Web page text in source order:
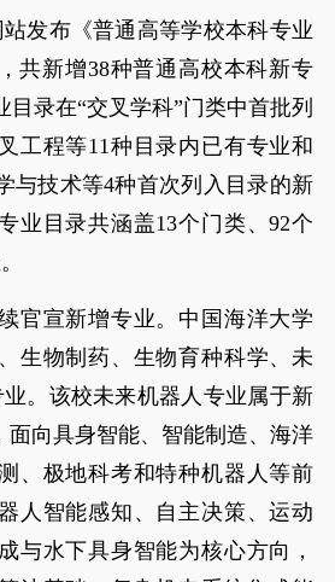
发布《普通高等学校本科专业
共新增38种普通高校本科新专
目录在“交叉学科”门类中首批列
工程等11种目录内已有专业和
与技术等4种首次列入目录的新
业目录共涵盖13个门类、92个
官宣新增专业。中国海洋大学
生物制药、生物育种科学、未
。该校未来机器人专业属于新
面向具身智能、智能制造、海洋
、极地科考和特种机器人等前
人智能感知、自主决策、运动
与水下具身智能为核心方向，